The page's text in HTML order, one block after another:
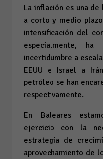
La inflación es una de
a corto y medio
intensificación del
especialmente,
incertidumbre a
EEUU e Israel a
petróleo se han
respectivamente.
En Baleares
ejercicio con la
estrategia de
aprovechamiento de